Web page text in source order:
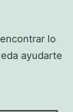
lo
ayudarte